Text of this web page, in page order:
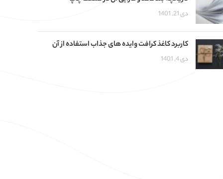
دی 21, 1401
کاربرد کاغذ کرافت وایده های جذاب استفاده از آن
دی 4, 1401